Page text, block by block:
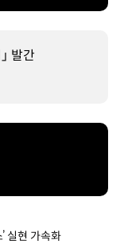
발간
실현 가속화